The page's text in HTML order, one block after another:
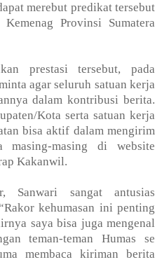
merebut predikat tersebut
Provinsi Sumatera
prestasi tersebut, pada
agar seluruh satuan kerja
dalam kontribusi berita.
Kota serta satuan kerja
bisa aktif dalam mengirim
masing-masing di website
Kakanwil.
Sanwari sangat antusias
kehumasan ini penting
saya bisa juga mengenal
teman-teman Humas se
membaca kiriman berita